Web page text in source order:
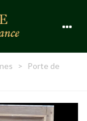
>
Porte de